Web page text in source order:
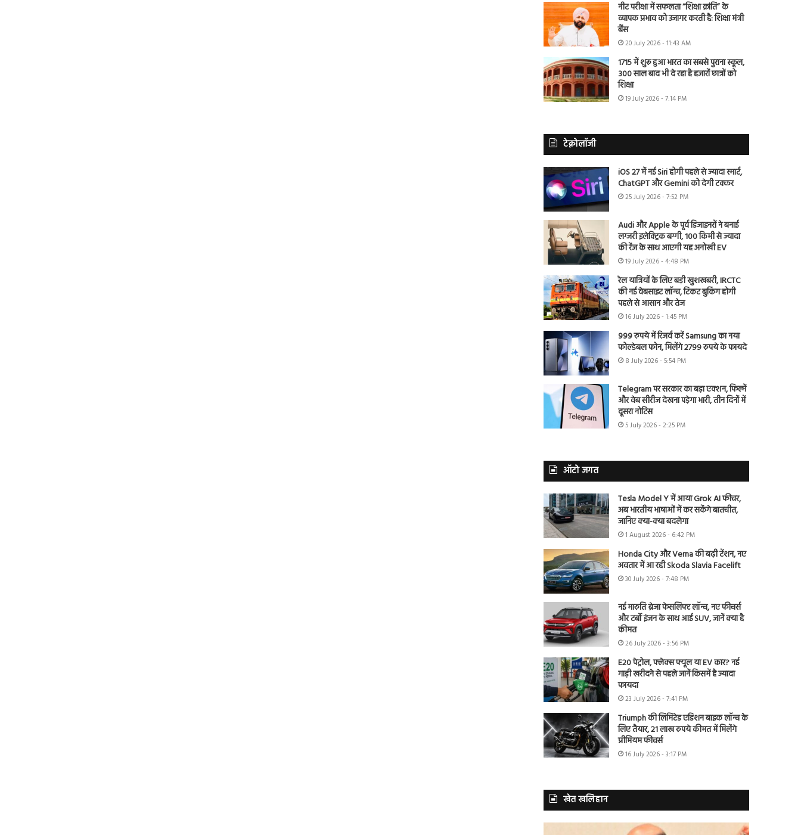
नीट परीक्षा में सफलता “शिक्षा क्रांति” के
व्यापक प्रभाव को उजागर करती है: शिक्षा मंत्री
बैंस
20 July 2026 - 11:43 AM
1715 में शुरू हुआ भारत का सबसे पुराना स्कूल,
300 साल बाद भी दे रहा है हजारों छात्रों को
शिक्षा
19 July 2026 - 7:14 PM
टेक्नोलॉजी
iOS 27 में नई Siri होगी पहले से ज्यादा स्मार्ट,
ChatGPT और Gemini को देगी टक्कर
25 July 2026 - 7:52 PM
Audi और Apple के पूर्व डिजाइनरों ने बनाई
लग्जरी इलेक्ट्रिक बग्गी, 100 किमी से ज्यादा
की रेंज के साथ आएगी यह अनोखी EV
19 July 2026 - 4:48 PM
रेल यात्रियों के लिए बड़ी खुशखबरी, IRCTC
की नई वेबसाइट लॉन्च, टिकट बुकिंग होगी
पहले से आसान और तेज
16 July 2026 - 1:45 PM
999 रुपये में रिजर्व करें Samsung का नया
फोल्डेबल फोन, मिलेंगे 2799 रुपये के फायदे
8 July 2026 - 5:54 PM
Telegram पर सरकार का बड़ा एक्शन, फिल्में
और वेब सीरीज देखना पड़ेगा भारी, तीन दिनों में
दूसरा नोटिस
5 July 2026 - 2:25 PM
ऑटो जगत
Tesla Model Y में आया Grok AI फीचर,
अब भारतीय भाषाओं में कर सकेंगे बातचीत,
जानिए क्या-क्या बदलेगा
1 August 2026 - 6:42 PM
Honda City और Verna की बढ़ी टेंशन, नए
अवतार में आ रही Skoda Slavia Facelift
30 July 2026 - 7:48 PM
नई मारुति ब्रेजा फेसलिफ्ट लॉन्च, नए फीचर्स
और टर्बो इंजन के साथ आई SUV, जानें क्या है
कीमत
26 July 2026 - 3:56 PM
E20 पेट्रोल, फ्लेक्स फ्यूल या EV कार? नई
गाड़ी खरीदने से पहले जानें किसमें है ज्यादा
फायदा
23 July 2026 - 7:41 PM
Triumph की लिमिटेड एडिशन बाइक लॉन्च के
लिए तैयार, 21 लाख रुपये कीमत में मिलेंगे
प्रीमियम फीचर्स
16 July 2026 - 3:17 PM
खेत खलिहान